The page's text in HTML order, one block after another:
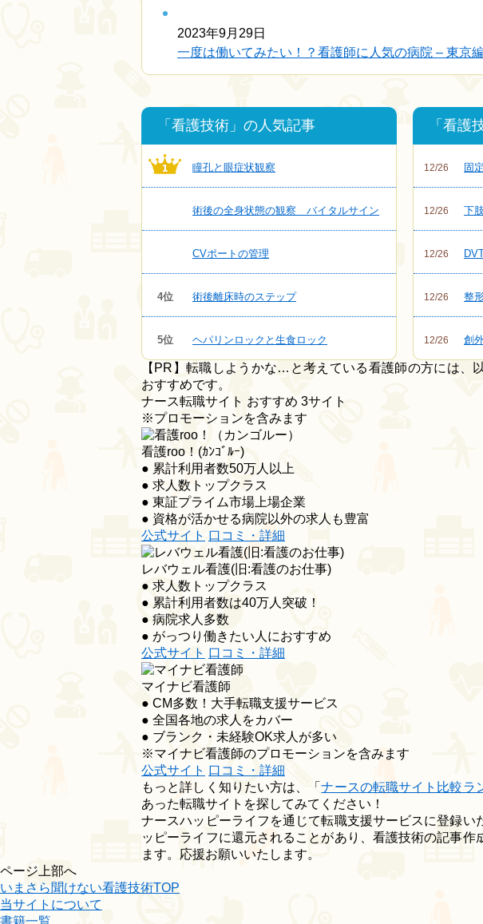
2023年9月29日
一度は働いてみたい！？看護師に人気の病院 – 東京
「看護技術」の人気記事
瞳孔と眼症状観察
術後の全身状態の観察 バイタルサイン
CVポートの管理
4位 術後離床時のステップ
5位 ヘパリンロックと生食ロック
「看護
12/26 固
12/26 下
12/26
12/26 整
12/26 創
【PR】転職しようかな…と考えている看護師の方には、
おすすめです。
ナース転職サイト おすすめ 3サイト
※プロモーションを含みます
看護roo！(ｶﾝｺﾞﾙｰ)
● 累計利用者数50万人以上
● 求人数トップクラス
● 東証プライム市場上場企業
● 資格が活かせる病院以外の求人も豊富
公式サイト 口コミ・詳細
レバウェル看護(旧:看護のお仕事)
● 求人数トップクラス
● 累計利用者数は40万人突破！
● 病院求人多数
● がっつり働きたい人におすすめ
公式サイト 口コミ・詳細
マイナビ看護師
● CM多数！大手転職支援サービス
● 全国各地の求人をカバー
● ブランク・未経験OK求人が多い
※マイナビ看護師のプロモーションを含みます
公式サイト 口コミ・詳細
もっと詳しく知りたい方は、「ナースの転職サイト比較ラ
あった転職サイトを探してみてください！
ナースハッピーライフを通じて転職支援サービスに登録い
ッピーライフに還元されることがあり、看護技術の記事作
ます。応援お願いいたします。
ページ上部へ
いまさら聞けない看護技術TOP
当サイトについて
書籍一覧